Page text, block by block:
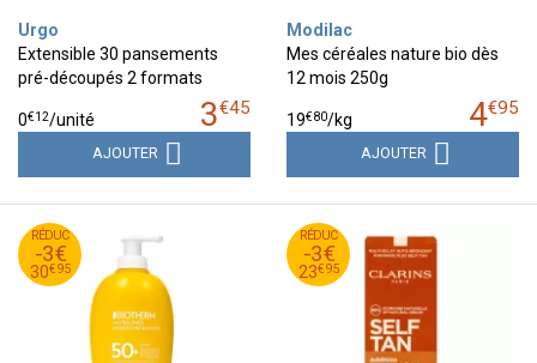
Urgo
Extensible 30 pansements
pré-découpés 2 formats
3€45
0€12/unité
AJOUTER
Modilac
Mes céréales nature bio dès
12 mois 250g
4€95
19€80/kg
AJOUTER
RÉDUC
-3€
30€95
33
€
95
30
€
95
RÉDUC
-3€
23€95
26
€
95
23
€
95